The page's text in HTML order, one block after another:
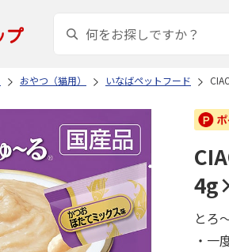
おやつ（猫用） いなばペットフード
とろ
・一